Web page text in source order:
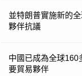
並特朗普實施新的
夥伴抗議
中國已成為全球160
要貿易夥伴